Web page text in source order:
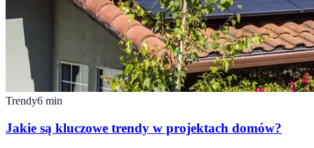
Trendy6 min
Jakie są kluczowe trendy w projektach domów?